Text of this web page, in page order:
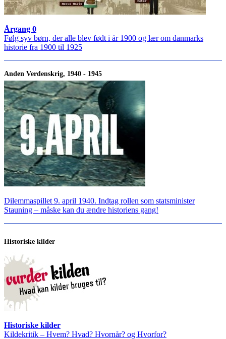
Årgang 0
Følg syv børn, der alle blev født i år 1900 og lær om danmarks
historie fra 1900 til 1925
Anden Verdenskrig, 1940 - 1945
Dilemmaspillet 9. april 1940. Indtag rollen som statsminister
Stauning – måske kan du ændre historiens gang!
Historiske kilder
Historiske kilder
Kildekritik – Hvem? Hvad? Hvornår? og Hvorfor?